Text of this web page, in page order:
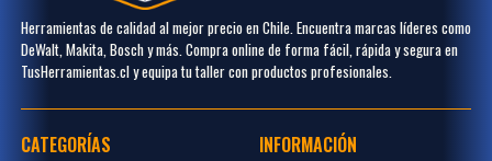
Herramientas de calidad al mejor precio en Chile. Encuentra marcas líderes como
DeWalt, Makita, Bosch y más. Compra online de forma fácil, rápida y segura en
TusHerramientas.cl y equipa tu taller con productos profesionales.
CATEGORÍAS INFORMACIÓN